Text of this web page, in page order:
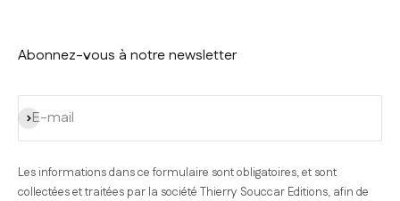
Abonnez-vous à notre newsletter
E-mail
S'inscrire
Les informations dans ce formulaire sont obligatoires, et sont
collectées et traitées par la société Thierry Souccar Editions, afin de